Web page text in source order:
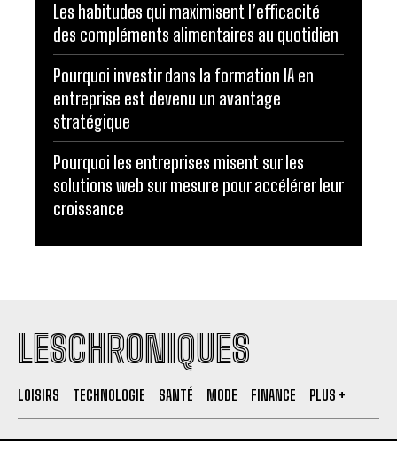
Les habitudes qui maximisent l’efficacité
des compléments alimentaires au quotidien
Pourquoi investir dans la formation IA en
entreprise est devenu un avantage
stratégique
Pourquoi les entreprises misent sur les
solutions web sur mesure pour accélérer leur
croissance
LESCHRONIQUES
LOISIRS TECHNOLOGIE SANTÉ MODE FINANCE PLUS +